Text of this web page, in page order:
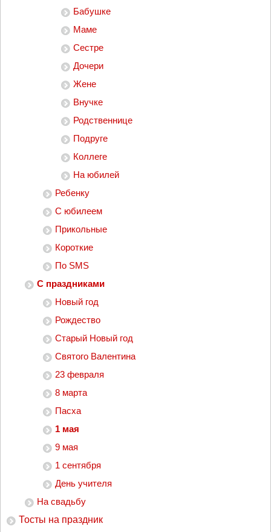
Бабушке
Маме
Сестре
Дочери
Жене
Внучке
Родственнице
Подруге
Коллеге
На юбилей
Ребенку
С юбилеем
Прикольные
Короткие
По SMS
С праздниками
Новый год
Рождество
Старый Новый год
Святого Валентина
23 февраля
8 марта
Пасха
1 мая
9 мая
1 сентября
День учителя
На свадьбу
Тосты на праздник